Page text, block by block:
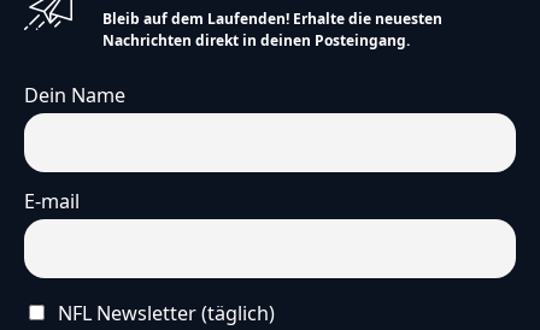
Bleib auf dem Laufenden! Erhalte die neuesten
Nachrichten direkt in deinen Posteingang.
Dein Name
E-mail
NFL Newsletter (täglich)